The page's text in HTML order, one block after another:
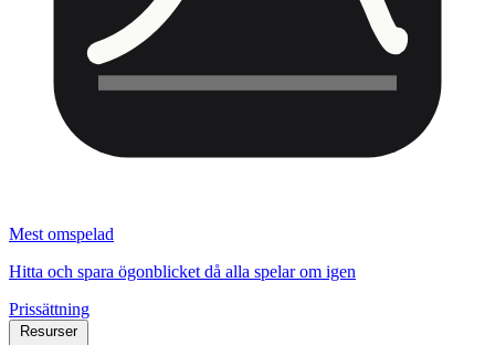
Mest omspelad
Hitta och spara ögonblicket då alla spelar om igen
Prissättning
Resurser